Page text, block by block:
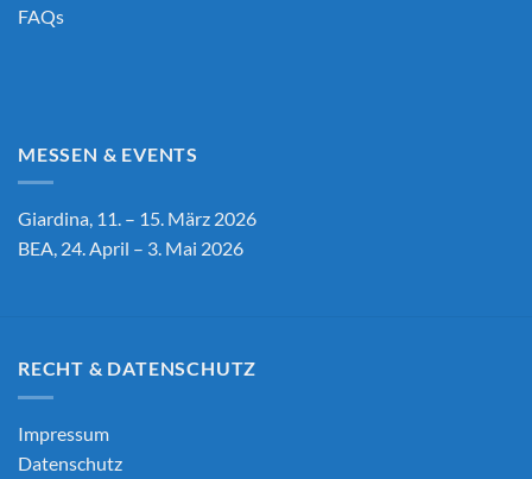
FAQs
MESSEN & EVENTS
Giardina, 11. – 15. März 2026
BEA, 24. April – 3. Mai 2026
RECHT & DATENSCHUTZ
Impressum
Datenschutz